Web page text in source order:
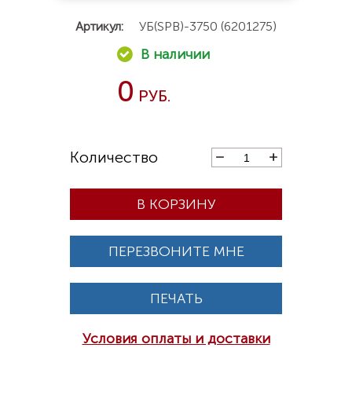
Артикул: УБ(SPB)-3750 (6201275)
0
В КОРЗИНУ
ПЕРЕЗВОНИТЕ МНЕ
ПЕЧАТЬ
Условия оплаты и доставки